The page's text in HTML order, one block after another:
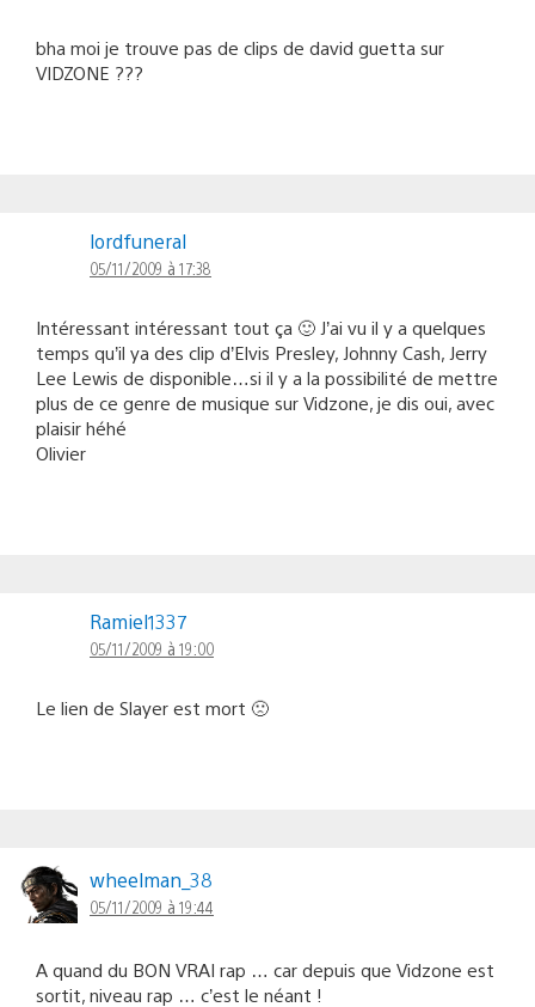
bha moi je trouve pas de clips de david guetta sur
VIDZONE ???
lordfuneral
05/11/2009 à 17:38
Intéressant intéressant tout ça 🙂 J’ai vu il y a quelques
temps qu’il ya des clip d’Elvis Presley, Johnny Cash, Jerry
Lee Lewis de disponible…si il y a la possibilité de mettre
plus de ce genre de musique sur Vidzone, je dis oui, avec
plaisir héhé
Olivier
Ramiel1337
05/11/2009 à 19:00
Le lien de Slayer est mort 🙁
wheelman_38
05/11/2009 à 19:44
A quand du BON VRAI rap … car depuis que Vidzone est
sortit, niveau rap … c’est le néant !